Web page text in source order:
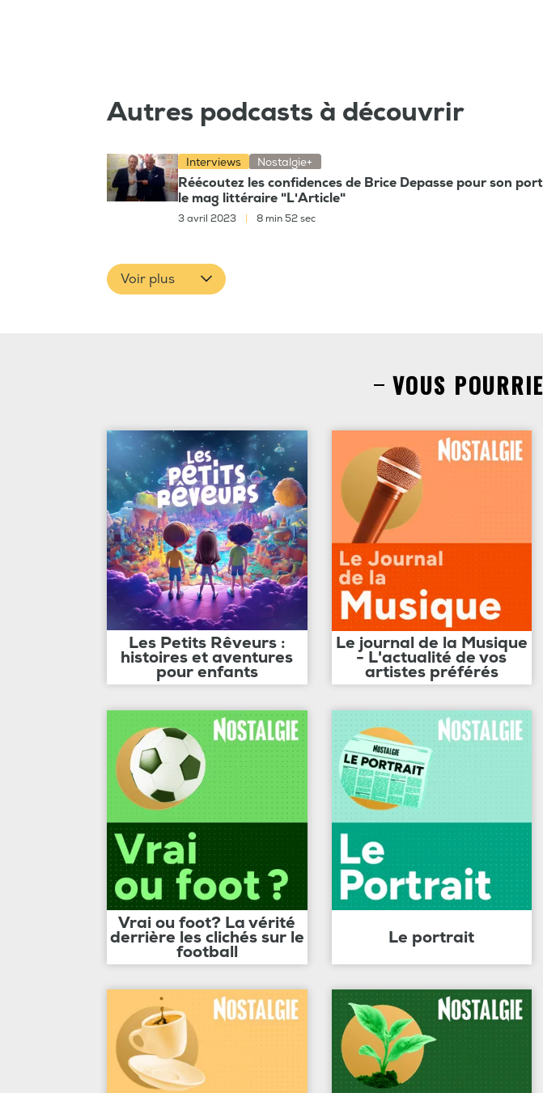
Autres podcasts à découvrir
Interviews Nostalgie+
Réécoutez les confidences de Brice Depasse pour son
le mag littéraire "L'Article"
3 avril 2023 8 min 52 sec
Voir plus
VOUS
Les Petits Rêveurs :
histoires et aventures
pour enfants
Le journal de la Musique
- L'actualité de vos
artistes préférés
Vrai ou foot? La vérité
derrière les clichés sur le
football
Le portrait